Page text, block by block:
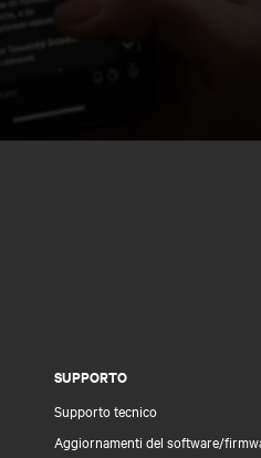
SUPPORTO
Supporto tecnico
Aggiornamenti del software/